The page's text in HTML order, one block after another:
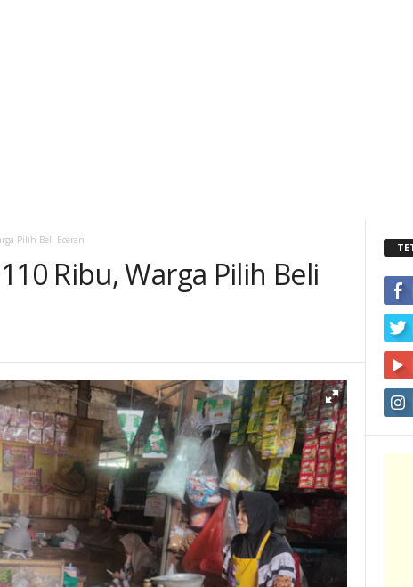
Pilih Beli Eceran
Ribu, Warga Pilih Beli